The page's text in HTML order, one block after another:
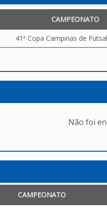
CAMPEONATO
41ª Copa Campinas de
Não foi
CAMPEONATO